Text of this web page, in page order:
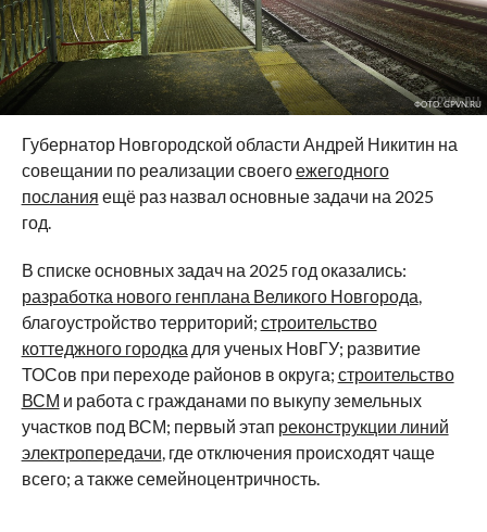
ФОТО: GPVN.RU
Губернатор Новгородской области Андрей Никитин на
совещании по реализации своегоежегодного
послания ещё раз назвал основные задачи на 2025
год.
В списке основных задач на 2025 год оказались:
разработка нового генплана Великого Новгорода
благоустройство территорий; строительство
коттеджного городка для ученых НовГУ; развитие
ТОСов при переходе районов в округа; строительство
ВСМ и работа с гражданами по выкупу земельных
участков под ВСМ; первый этап реконструкции линий
электропередачи , где отключения происходят чаще
всего; а также семейноцентричность.